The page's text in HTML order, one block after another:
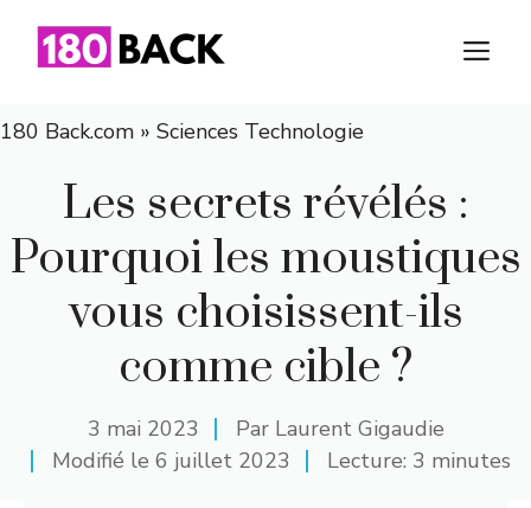
180 Back.com » Sciences Technologie
Les secrets révélés :
Pourquoi les moustiques
vous choisissent-ils
comme cible ?
3 mai 2023 Par Laurent Gigaudie
Modifié le 6 juillet 2023 Lecture: 3 minutes